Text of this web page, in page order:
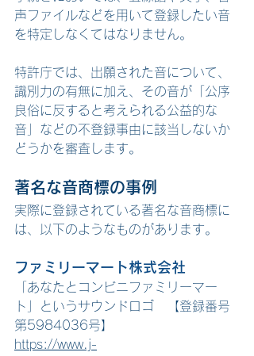
声ファイルなどを用いて登録したい音
を特定しなくてはなりません。
特許庁では、出願された音について、
識別力の有無に加え、その音が「公序
良俗に反すると考えられる公益的な
音」などの不登録事由に該当しないか
どうかを審査します。
著名な音商標の事例
実際に登録されている著名な音商標に
は、以下のようなものがあります。
ファミリーマート株式会社
「あなたとコンビニファミリーマー
ト」というサウンドロゴ　【登録番号
第5984036号】
https://www.j-